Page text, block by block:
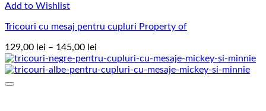
Add to Wishlist
Tricouri cu mesaj pentru cupluri Property of
129,00 lei – 145,00 lei
de
prețuri: